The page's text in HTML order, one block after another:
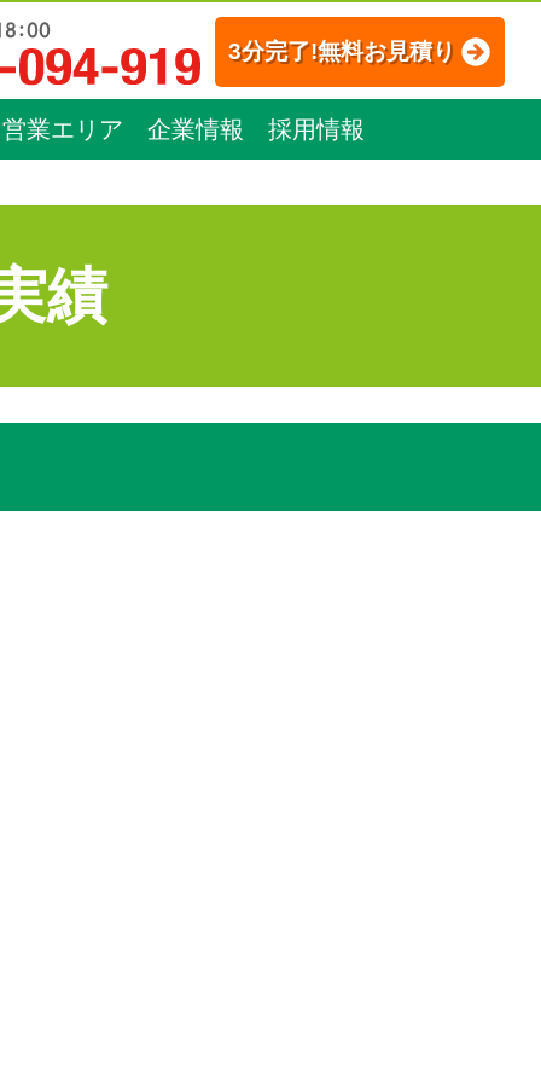
3分完了!無料お見積り
営業エリア 企業情報 採用情報
績